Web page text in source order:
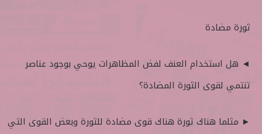
ثورة مضادة
◄ هل استخدام العنف لفض المظاهرات يوحي بوجود عناصر
تنتمي لقوى الثورة المضادة؟
► مثلما هناك ثورة هناك قوى مضادة للثورة وبعض القوى التي